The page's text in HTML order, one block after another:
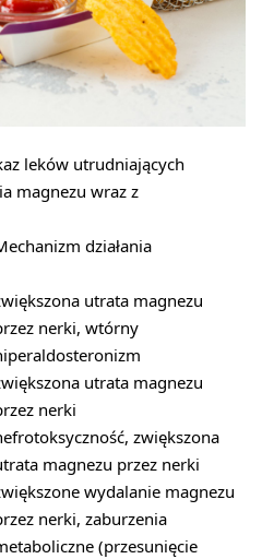
leków utrudniających
magnezu wraz z
działania
utrata magnezu
nerki, wtórny
utrata magnezu
nerki
zwiększona
magnezu przez nerki
wydalanie magnezu
nerki, zaburzenia
(przesunięcie